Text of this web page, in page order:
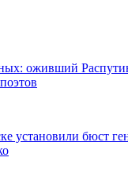
оживший
установили бюст